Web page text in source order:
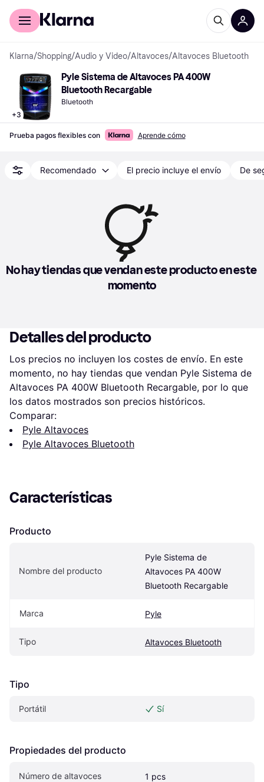
Comprar con Klarna
Klarna/Shopping/Audio y Video/Altavoces/Altavoces Bluetooth
+3
Pyle Sistema de Altavoces PA 400W
Bluetooth Recargable
Bluetooth
Prueba pagos flexibles con Aprende cómo
Recomendado El precio incluye el envío De
No hay tiendas que vendan este producto en este
momento
Detalles del producto
Los precios no incluyen los costes de envío. En este
momento, no hay tiendas que vendan Pyle Sistema de
Altavoces PA 400W Bluetooth Recargable, por lo que
los datos mostrados son precios históricos.
Comparar:
Pyle Altavoces
Pyle Altavoces Bluetooth
Características
Producto
Nombre del producto
Pyle Sistema de
Altavoces PA 400W
Bluetooth Recargable
Marca Pyle
Tipo Altavoces Bluetooth
Tipo
Portátil Sí
Propiedades del producto
Número de altavoces 1 pcs